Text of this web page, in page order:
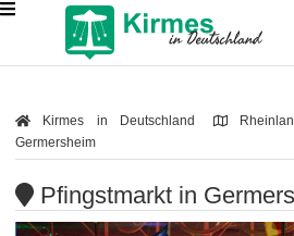
Kirmes in Deutschland
Germersheim
Pfingstmarkt in